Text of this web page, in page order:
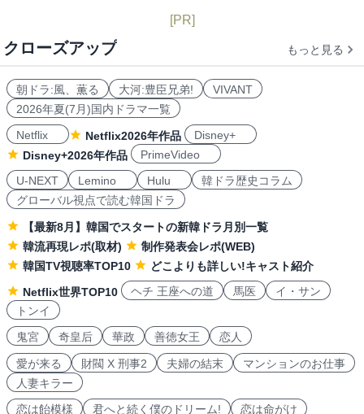
[PR]
クローズアップ もっと見る
朝ドラ:風、薫る 大河:豊臣兄弟!
VIVANT
2026年夏(7月)国内ドラマ一覧
Netflix
Netflix2026年作品
Disney+
Disney+2026年作品
PrimeVideo
U-NEXT
Lemino Hulu
韓ドラ歴史コラム
グローバル視点で読む韓国ドラ
【最新8月】韓国でスタートの新韓ドラ月別一覧
韓流再現レポ(取材)
制作発表会レポ(WEB)
韓国TV視聴率TOP10
どこよりも詳しい!キャスト紹介
Netflix世界TOP10
ヘチ 王座への道 馬医
イ・サン
トンイ
鬼宮
奇皇后 華政 善徳女王 恋人
愛が来る 財閥 X 刑事2 夫婦の結末
マンションのお仕事
人妻キラー
恋は飴模様
君へと続く僕のドリーム! 恋は命がけ